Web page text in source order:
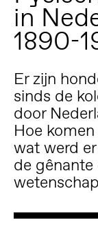
in
1890-
Er zijn
sinds de
door
Hoe
wat werd
de gênante